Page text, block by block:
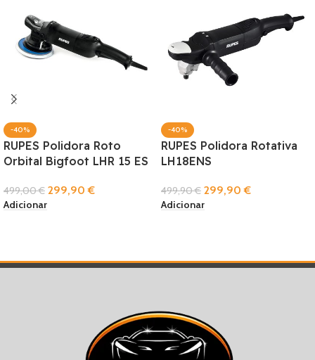
-40%
RUPES Polidora Roto
Orbital Bigfoot LHR 15 ES
499,00€ 299,90€
Adicionar
-40%
RUPES Polidora Rotativa
LH18ENS
499,90€ 299,90€
Adicionar